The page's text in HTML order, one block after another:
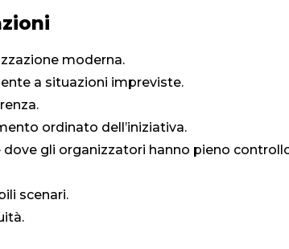
moderna.
a situazioni impreviste.
ordinato dell’iniziativa.
gli organizzatori hanno pieno
scenari.